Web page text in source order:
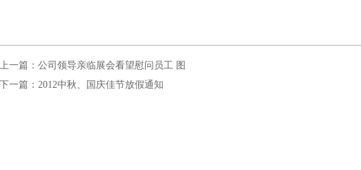
上一篇：公司领导亲临展会看望慰问员工 图
下一篇：2012中秋、国庆佳节放假通知